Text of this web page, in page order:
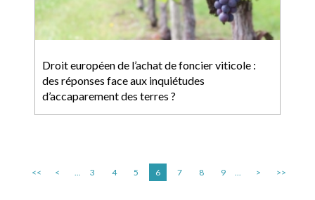
Droit européen de l’achat de foncier viticole :
des réponses face aux inquiétudes
d’accaparement des terres ?
<< < ... 3 4 5 6 7 8 9 ... > >>